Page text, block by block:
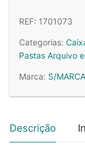
p/Pasta
Arquivo
L80
Micro
Marm
350x290
x
REF: 1701073
Categorias:
Pastas Arquivo
Marca: S/MARCA
Descrição